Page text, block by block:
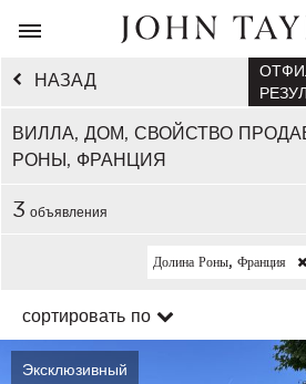
НАЗАД
ВИЛЛА, ДОМ, СВОЙСТВО
РОНЫ, ФРАНЦИЯ
3 объявления
Долина Роны, Франция
сортировать по
Эксклюзивный